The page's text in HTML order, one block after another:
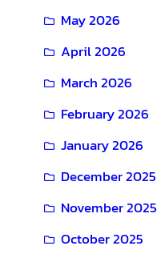
May 2026
April 2026
March 2026
February 2026
January 2026
December 2025
November 2025
October 2025